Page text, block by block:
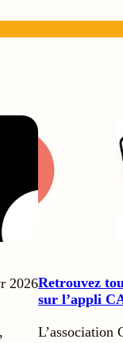
2026Retrouvez
sur l’appli
L’association